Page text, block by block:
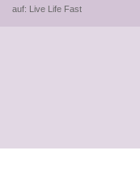
auf: Live Life Fast